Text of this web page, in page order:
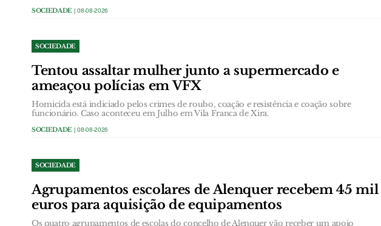
SOCIEDADE | 08-08-2026
SOCIEDADE
Tentou assaltar mulher junto a supermercado e
ameaçou polícias em VFX
Homicida está indiciado pelos crimes de roubo, coação e resistência e coação sobre
funcionário. Caso aconteceu em Julho em Vila Franca de Xira.
SOCIEDADE | 08-08-2026
SOCIEDADE
Agrupamentos escolares de Alenquer recebem 45 mil
euros para aquisição de equipamentos
Os quatro agrupamentos de escolas do concelho de Alenquer vão receber um apoio